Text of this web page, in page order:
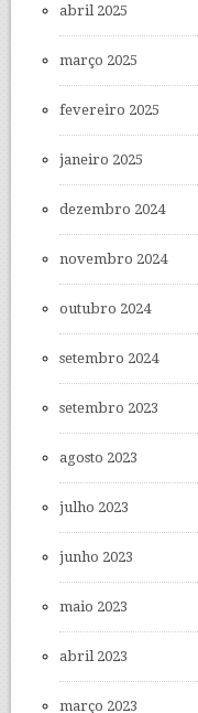
abril 2025
março 2025
fevereiro 2025
janeiro 2025
dezembro 2024
novembro 2024
outubro 2024
setembro 2024
setembro 2023
agosto 2023
julho 2023
junho 2023
maio 2023
abril 2023
março 2023